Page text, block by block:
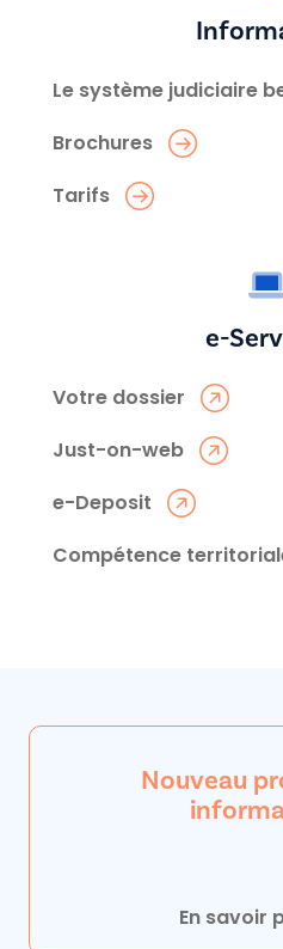
Le système judiciaire
Brochures
Tarifs
e-
Votre dossier
Just-on-web
e-Deposit
Compétence
Nouveau
En savoir